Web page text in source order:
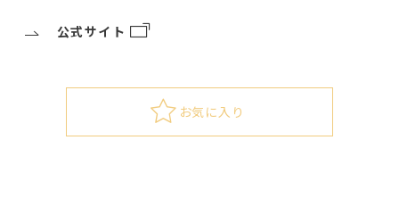
公式サイト
お気に入り